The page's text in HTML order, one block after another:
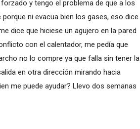
y tengo el problema de que a los
ni evacua bien los gases, eso dice
dice que hiciese un agujero en la pared
con el calentador, me pedía que
no lo compre ya que falla sin tener la
en otra dirección mirando hacia
me puede ayudar? Llevo dos semanas